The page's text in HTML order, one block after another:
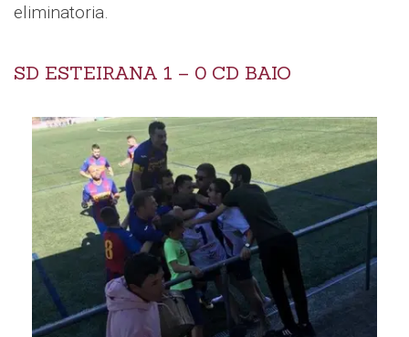
eliminatoria.
SD ESTEIRANA 1 – 0 CD BAIO